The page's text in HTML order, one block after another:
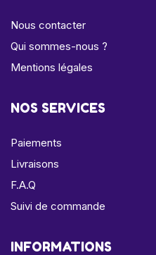
Nous contacter
Qui sommes-nous ?
Mentions légales
NOS SERVICES
Paiements
Livraisons
F.A.Q
Suivi de commande
INFORMATIONS